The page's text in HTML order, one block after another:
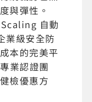
與彈性。
自動
業級安全防
本的完美平
業認證團
檢優惠方